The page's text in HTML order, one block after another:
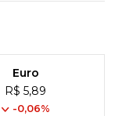
Euro
R$ 5,89
-0,06%